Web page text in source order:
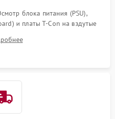
блока питания (PSU),
и платы T-Con на вздутые
и целостности шлейфов.